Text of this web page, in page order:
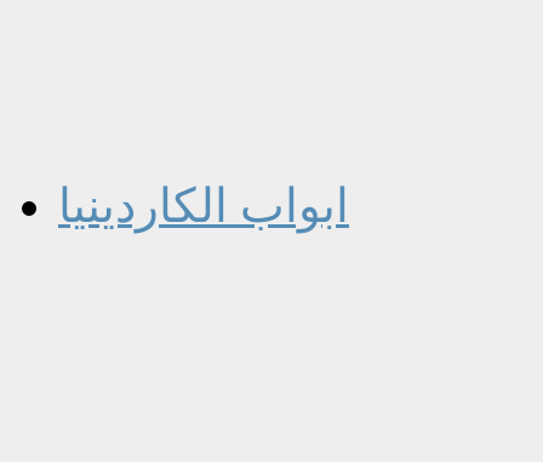
ابواب الكاردينيا